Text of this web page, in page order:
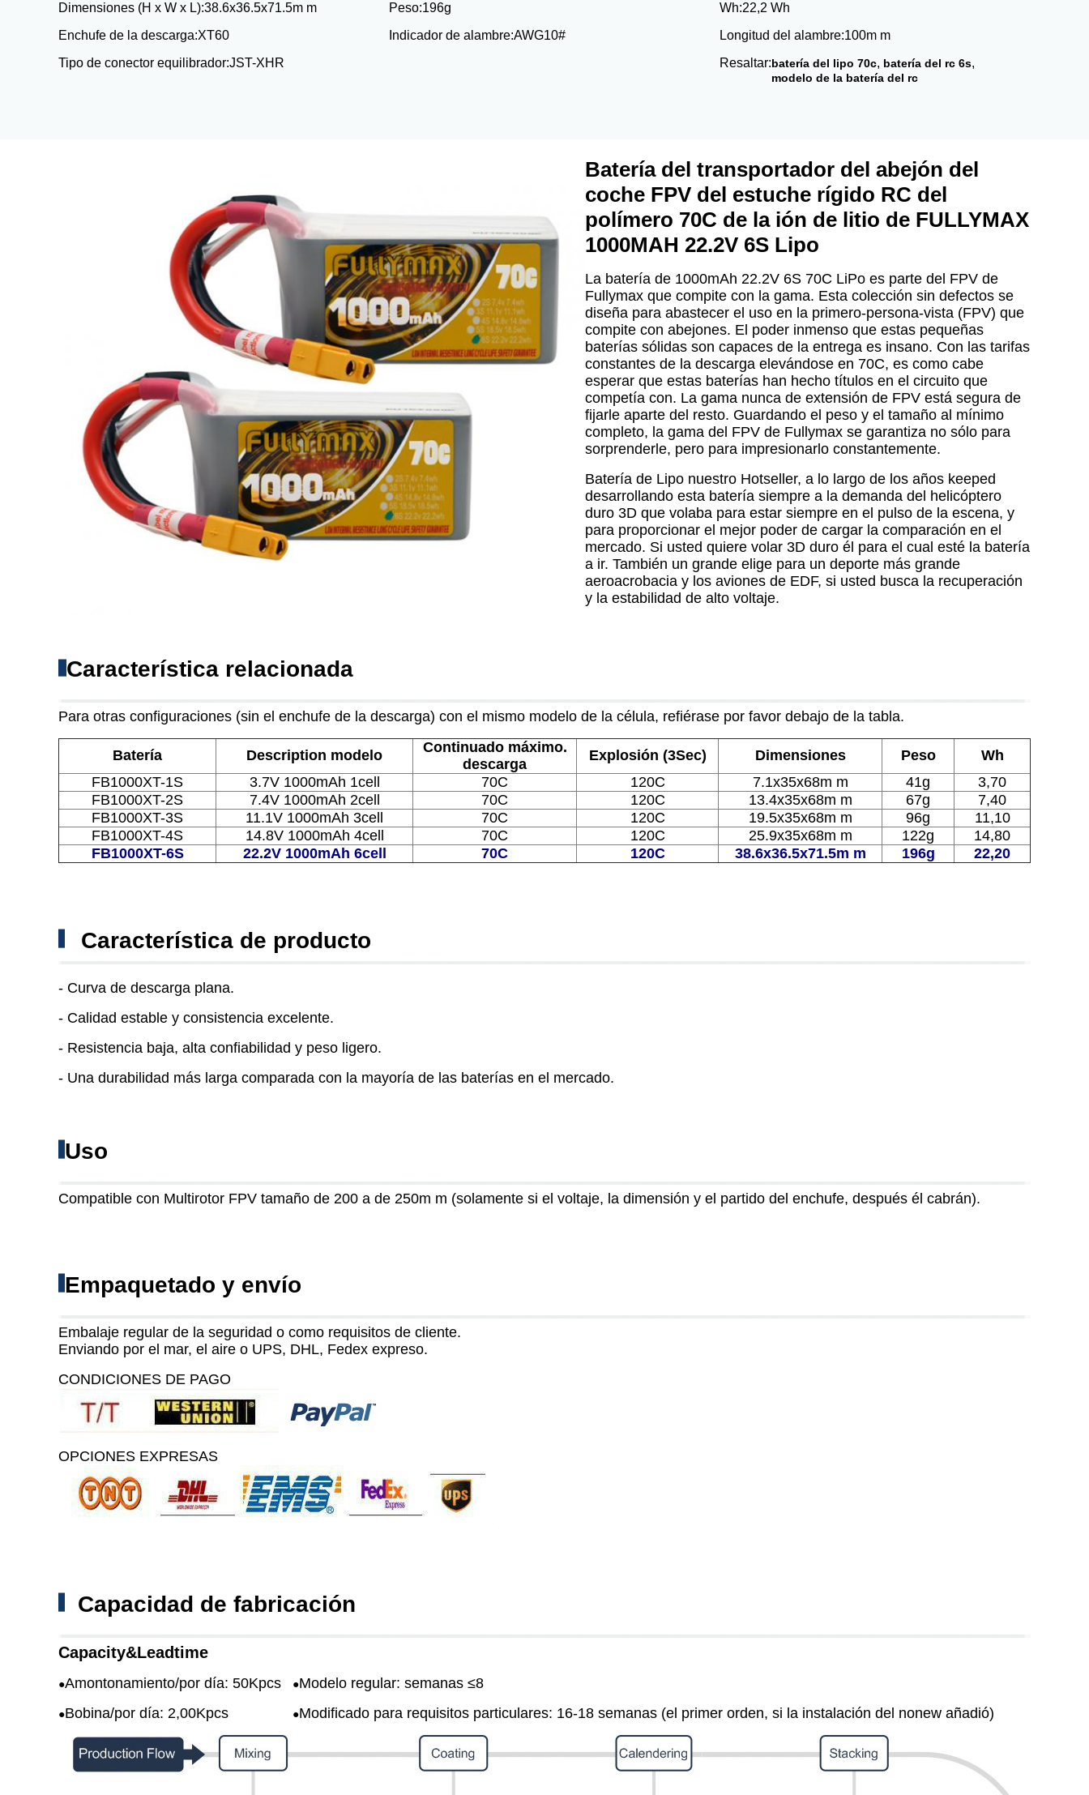
Dimensiones (H x W x L):38.6x36.5x71.5m m Peso:196g Wh:22,2 Wh
Enchufe de la descarga:XT60 Indicador de alambre:AWG10# Longitud del alambre:100m m
Tipo de conector equilibrador:JST-XHR Resaltar:batería del lipo 70c, batería del rc 6s,
modelo de la batería del rc
Batería del transportador del abejón del
coche FPV del estuche rígido RC del
polímero 70C de la ión de litio de FULLYMAX
1000MAH 22.2V 6S Lipo
La batería de 1000mAh 22.2V 6S 70C LiPo es parte del FPV de
Fullymax que compite con la gama. Esta colección sin defectos se
diseña para abastecer el uso en la primero-persona-vista (FPV) que
compite con abejones. El poder inmenso que estas pequeñas
baterías sólidas son capaces de la entrega es insano. Con las tarifas
constantes de la descarga elevándose en 70C, es como cabe
esperar que estas baterías han hecho títulos en el circuito que
competía con. La gama nunca de extensión de FPV está segura de
fijarle aparte del resto. Guardando el peso y el tamaño al mínimo
completo, la gama del FPV de Fullymax se garantiza no sólo para
sorprenderle, pero para impresionarlo constantemente.
Batería de Lipo nuestro Hotseller, a lo largo de los años keeped
desarrollando esta batería siempre a la demanda del helicóptero
duro 3D que volaba para estar siempre en el pulso de la escena, y
para proporcionar el mejor poder de cargar la comparación en el
mercado. Si usted quiere volar 3D duro él para el cual esté la batería
a ir. También un grande elige para un deporte más grande
aeroacrobacia y los aviones de EDF, si usted busca la recuperación
y la estabilidad de alto voltaje.
Característica relacionada
Para otras configuraciones (sin el enchufe de la descarga) con el mismo modelo de la célula, refiérase por favor debajo de la tabla.
Batería Description modelo
Continuado máximo.
descarga
Explosión (3Sec) Dimensiones Peso
Wh
FB1000XT-1S
3.7V 1000mAh 1cell 70C 120C 7.1x35x68m m 41g
3,70
FB1000XT-2S
7.4V 1000mAh 2cell 70C 120C 13.4x35x68m m 67g
7,40
FB1000XT-3S
11.1V 1000mAh 3cell 70C 120C 19.5x35x68m m 96g
11,10
FB1000XT-4S
14.8V 1000mAh 4cell 70C 120C 25.9x35x68m m 122g
14,80
FB1000XT-6S
22.2V 1000mAh 6cell 70C 120C 38.6x36.5x71.5m m 196g 22,20
Característica de producto
- Curva de descarga plana.
- Calidad estable y consistencia excelente.
- Resistencia baja, alta confiabilidad y peso ligero.
- Una durabilidad más larga comparada con la mayoría de las baterías en el mercado.
Uso
Compatible con Multirotor FPV tamaño de 200 a de 250m m (solamente si el voltaje, la dimensión y el partido del enchufe, después él cabrán).
Empaquetado y envío
Embalaje regular de la seguridad o como requisitos de cliente.
Enviando por el mar, el aire o UPS, DHL, Fedex expreso.
CONDICIONES DE PAGO
OPCIONES EXPRESAS
Capacidad de fabricación
Capacity&Leadtime
●Amontonamiento/por día: 50Kpcs
●Bobina/por día: 2,00Kpcs
●Modelo regular: semanas ≤8
●Modificado para requisitos particulares: 16-18 semanas (el primer orden, si la instalación del nonew añadió)